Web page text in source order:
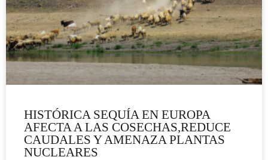
HISTÓRICA SEQUÍA EN EUROPA
AFECTA A LAS COSECHAS,REDUCE
CAUDALES Y AMENAZA PLANTAS
NUCLEARES